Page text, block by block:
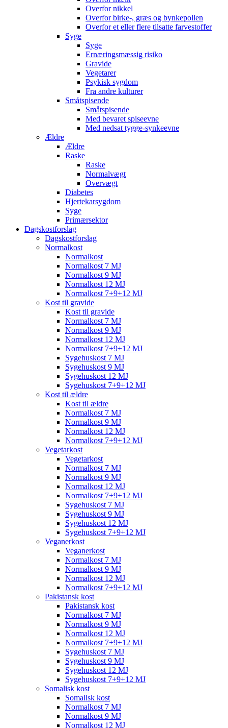
Overfor nikkel
Overfor birke-, græs og bynkepollen
Overfor et eller flere tilsatte farvestoffer
Syge
Syge
Ernæringsmæssig risiko
Gravide
Vegetarer
Psykisk sygdom
Fra andre kulturer
Småtspisende
Småtspisende
Med bevaret spiseevne
Med nedsat tygge-synkeevne
Ældre
Ældre
Raske
Raske
Normalvægt
Overvægt
Diabetes
Hjertekarsygdom
Syge
Primærsektor
Dagskostforslag
Dagskostforslag
Normalkost
Normalkost
Normalkost 7 MJ
Normalkost 9 MJ
Normalkost 12 MJ
Normalkost 7+9+12 MJ
Kost til gravide
Kost til gravide
Normalkost 7 MJ
Normalkost 9 MJ
Normalkost 12 MJ
Normalkost 7+9+12 MJ
Sygehuskost 7 MJ
Sygehuskost 9 MJ
Sygehuskost 12 MJ
Sygehuskost 7+9+12 MJ
Kost til ældre
Kost til ældre
Normalkost 7 MJ
Normalkost 9 MJ
Normalkost 12 MJ
Normalkost 7+9+12 MJ
Vegetarkost
Vegetarkost
Normalkost 7 MJ
Normalkost 9 MJ
Normalkost 12 MJ
Normalkost 7+9+12 MJ
Sygehuskost 7 MJ
Sygehuskost 9 MJ
Sygehuskost 12 MJ
Sygehuskost 7+9+12 MJ
Veganerkost
Veganerkost
Normalkost 7 MJ
Normalkost 9 MJ
Normalkost 12 MJ
Normalkost 7+9+12 MJ
Pakistansk kost
Pakistansk kost
Normalkost 7 MJ
Normalkost 9 MJ
Normalkost 12 MJ
Normalkost 7+9+12 MJ
Sygehuskost 7 MJ
Sygehuskost 9 MJ
Sygehuskost 12 MJ
Sygehuskost 7+9+12 MJ
Somalisk kost
Somalisk kost
Normalkost 7 MJ
Normalkost 9 MJ
Normalkost 12 MJ